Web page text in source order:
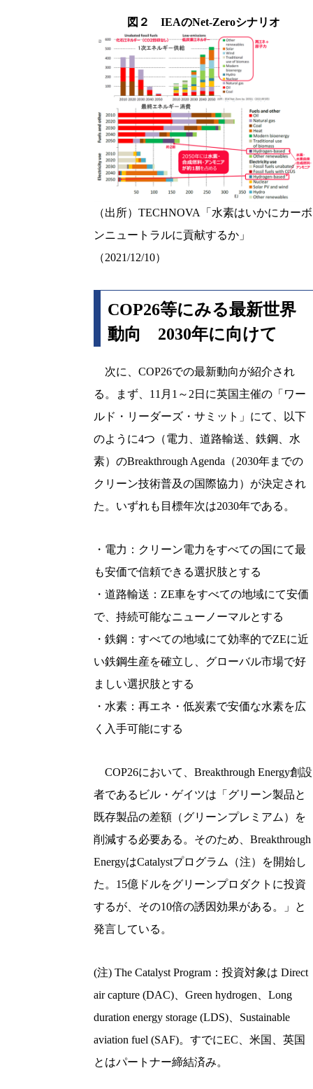
図２ IEAのNet-Zeroシナリオ
（出所）TECHNOVA「水素はいかにカーボ
ンニュートラルに貢献するか」
（2021/12/10）
COP26等にみる最新世界
動向 2030年に向けて
次に、COP26での最新動向が紹介され
る。まず、11月1～2日に英国主催の「ワー
ルド・リーダーズ・サミット」にて、以下
のように4つ（電力、道路輸送、鉄鋼、水
素）のBreakthrough Agenda（2030年までの
クリーン技術普及の国際協力）が決定され
た。いずれも目標年次は2030年である。
・電力：クリーン電力をすべての国にて最
も安価で信頼できる選択肢とする
・道路輸送：ZE車をすべての地域にて安価
で、持続可能なニューノーマルとする
・鉄鋼：すべての地域にて効率的でZEに近
い鉄鋼生産を確立し、グローバル市場で好
ましい選択肢とする
・水素：再エネ・低炭素で安価な水素を広
く入手可能にする
COP26において、Breakthrough Energy創設
者であるビル・ゲイツは「グリーン製品と
既存製品の差額（グリーンプレミアム）を
削減する必要ある。そのため、Breakthrough
EnergyはCatalystプログラム（注）を開始し
た。15億ドルをグリーンプロダクトに投資
するが、その10倍の誘因効果がある。」と
発言している。
(注) The Catalyst Program：投資対象は Direct
air capture (DAC)、Green hydrogen、Long
duration energy storage (LDS)、Sustainable
aviation fuel (SAF)。すでにEC、米国、英国
とはパートナー締結済み。